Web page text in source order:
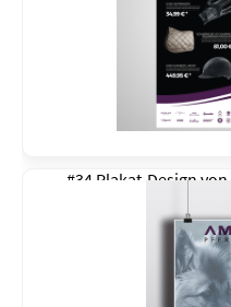
#34 Plakat-Design von